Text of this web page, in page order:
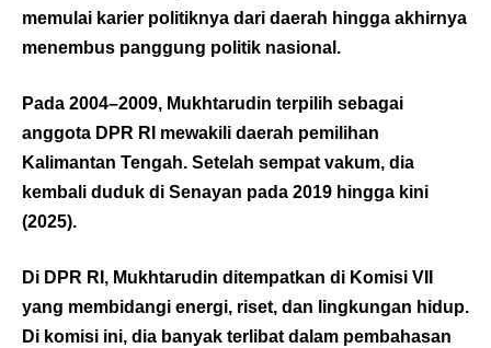
memulai karier politiknya dari daerah hingga akhirnya
menembus panggung politik nasional.
Pada 2004–2009, Mukhtarudin terpilih sebagai
anggota DPR RI mewakili daerah pemilihan
Kalimantan Tengah. Setelah sempat vakum, dia
kembali duduk di Senayan pada 2019 hingga kini
(2025).
Di DPR RI, Mukhtarudin ditempatkan di Komisi VII
yang membidangi energi, riset, dan lingkungan hidup.
Di komisi ini, dia banyak terlibat dalam pembahasan